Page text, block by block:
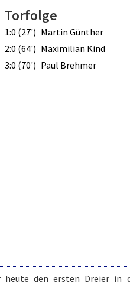
Torfolge
1:0 (27') Martin Günther
2:0 (64') Maximilian Kind
3:0 (70') Paul Brehmer
den ersten Dreier in